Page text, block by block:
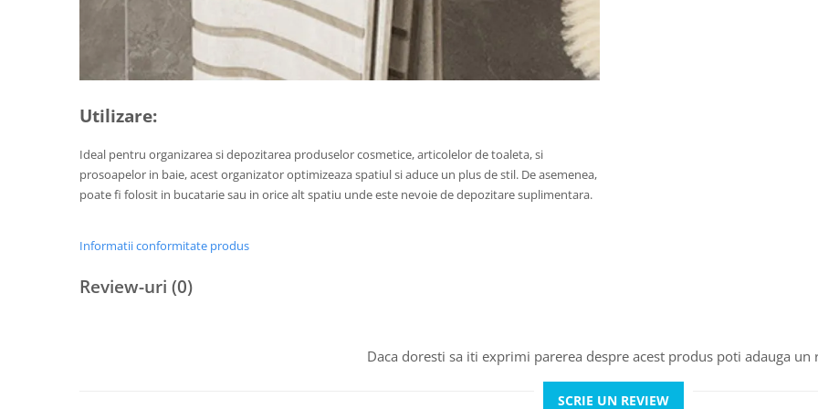
Utilizare:
Ideal pentru organizarea si depozitarea produselor cosmetice, articolelor de toaleta, si
prosoapelor in baie, acest organizator optimizeaza spatiul si aduce un plus de stil. De asemenea,
poate fi folosit in bucatarie sau in orice alt spatiu unde este nevoie de depozitare suplimentara.
Informatii conformitate produs
Review-uri (0)
Daca doresti sa iti exprimi parerea despre acest produs poti adauga un
SCRIE UN REVIEW